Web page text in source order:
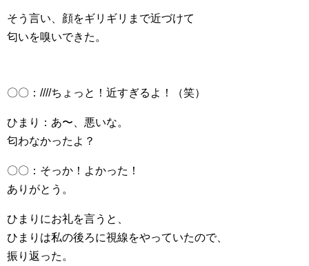
そう言い、顔をギリギリまで近づけて
匂いを嗅いできた。
〇〇：////ちょっと！近すぎるよ！（笑）
ひまり：あ〜、悪いな。
匂わなかったよ？
〇〇：そっか！よかった！
ありがとう。
ひまりにお礼を言うと、
ひまりは私の後ろに視線をやっていたので、
振り返った。